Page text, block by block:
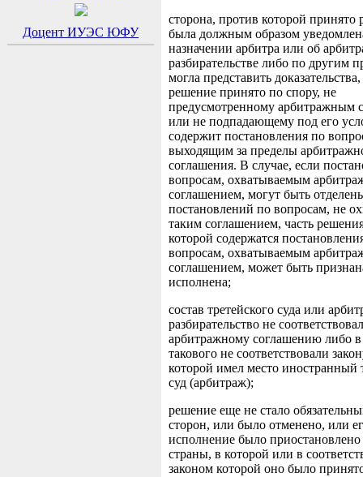
Доцент ИУЭС ЮФУ
сторона, против которой принято
была должным образом
назначении арбитра или об
разбирательстве либо по другим
могла представить
решение принято по спору, не
предусмотренному арбитражным
или не подпадающему под его
содержит постановления по
выходящим за пределы
соглашения. В случае, если
вопросам, охватываемым
соглашением, могут быть
постановлений по вопросам, не
таким соглашением, часть
которой содержатся
вопросам, охватываемым
соглашением, может быть
исполнена;
состав третейского суда или
разбирательство не
арбитражному соглашению либо в
такового не соответствовали
которой имел место иностранный
суд (арбитраж);
решение еще не стало
сторон, или было отменено, или
исполнение было приостановлено
страны, в которой или в
законом которой оно было